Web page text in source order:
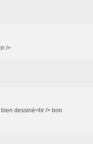
/>
dessiné<br /> bon